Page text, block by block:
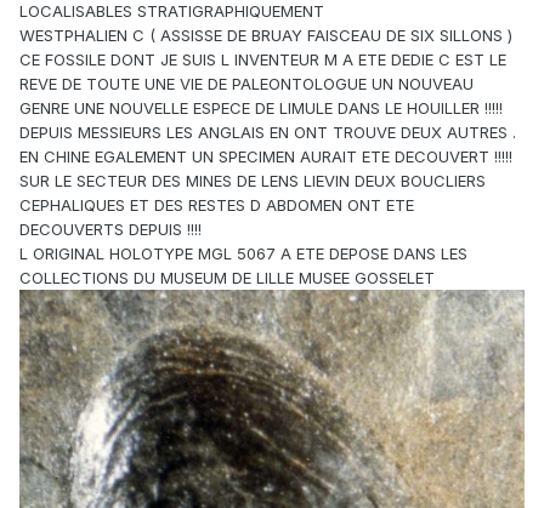
LOCALISABLES STRATIGRAPHIQUEMENT
WESTPHALIEN C ( ASSISSE DE BRUAY FAISCEAU DE SIX SILLONS )
CE FOSSILE DONT JE SUIS L INVENTEUR M A ETE DEDIE C EST LE
REVE DE TOUTE UNE VIE DE PALEONTOLOGUE UN NOUVEAU
GENRE UNE NOUVELLE ESPECE DE LIMULE DANS LE HOUILLER !!!!!
DEPUIS MESSIEURS LES ANGLAIS EN ONT TROUVE DEUX AUTRES .
EN CHINE EGALEMENT UN SPECIMEN AURAIT ETE DECOUVERT !!!!!
SUR LE SECTEUR DES MINES DE LENS LIEVIN DEUX BOUCLIERS
CEPHALIQUES ET DES RESTES D ABDOMEN ONT ETE
DECOUVERTS DEPUIS !!!!
L ORIGINAL HOLOTYPE MGL 5067 A ETE DEPOSE DANS LES
COLLECTIONS DU MUSEUM DE LILLE MUSEE GOSSELET